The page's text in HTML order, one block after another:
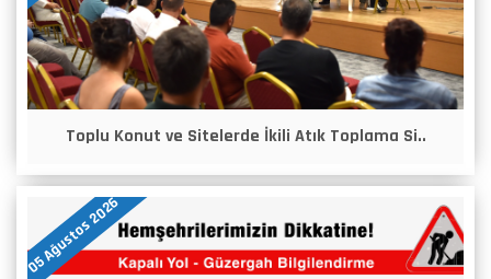
Toplu Konut ve Sitelerde İkili Atık Toplama Si..
05 Ağustos 2026